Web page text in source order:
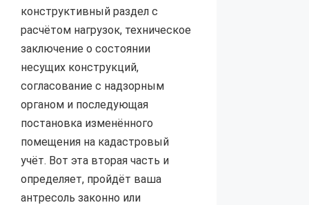
конструктивный раздел с
расчётом нагрузок, техническое
заключение о состоянии
несущих конструкций,
согласование с надзорным
органом и последующая
постановка изменённого
помещения на кадастровый
учёт. Вот эта вторая часть и
определяет, пройдёт ваша
антресоль законно или